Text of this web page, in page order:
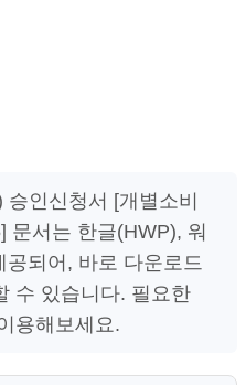
인신청서 [개별소비
문서는 한글(HWP), 워
되어, 바로 다운로드
수 있습니다. 필요한
용해보세요.